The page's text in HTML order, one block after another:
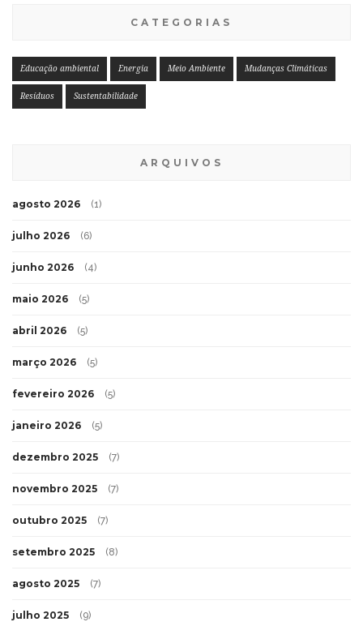
CATEGORIAS
Educação ambiental Energia Meio Ambiente Mudanças Climáticas
Resíduos Sustentabilidade
ARQUIVOS
agosto 2026 (1)
julho 2026 (6)
junho 2026 (4)
maio 2026 (5)
abril 2026 (5)
março 2026 (5)
fevereiro 2026 (5)
janeiro 2026 (5)
dezembro 2025 (7)
novembro 2025 (7)
outubro 2025 (7)
setembro 2025 (8)
agosto 2025 (7)
julho 2025 (9)